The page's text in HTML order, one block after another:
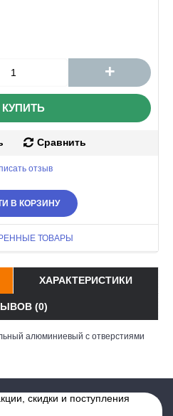
+
КУПИТЬ
Сравнить
отзыв
В КОРЗИНУ
ТОВАРЫ
ХАРАКТЕРИСТИКИ
(0)
алюминиевый с отверстиями
скидки и поступления